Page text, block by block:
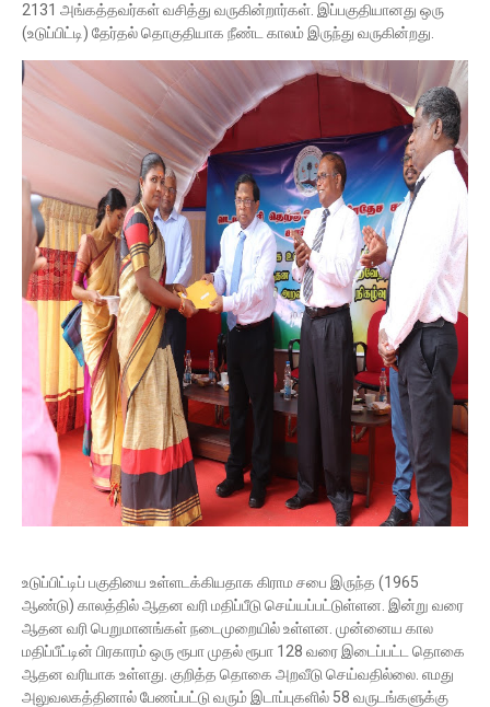
2131 அங்கத்தவர்கள் வசித்து வருகின்றார்கள். இப்பகுதியானது ஒரு
(உடுப்பிட்டி) தேர்தல் தொகுதியாக நீண்ட காலம் இருந்து வருகின்றது.
உடுப்பிட்டிப் பகுதியை உள்ளடக்கியதாக கிராம சபை இருந்த (1965
ஆண்டு) காலத்தில் ஆதன வரி மதிப்பீடு செய்யப்பட்டுள்ளன. இன்று வரை
ஆதன வரி பெறுமானங்கள் நடைமுறையில் உள்ளன. முன்னைய கால
மதிப்பீட்டின் பிரகாரம் ஒரு ரூபா முதல் ரூபா 128 வரை இடைப்பட்ட தொகை
ஆதன வரியாக உள்ளது. குறித்த தொகை அறவீடு செய்வதில்லை. எமது
அலுவலகத்தினால் பேணப்பட்டு வரும் இடாப்புகளில் 58 வருடங்களுக்கு